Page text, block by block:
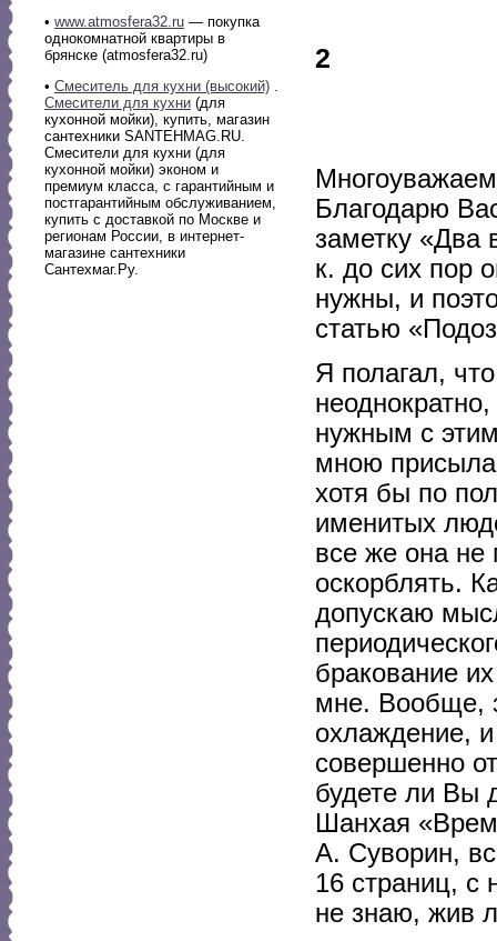
• www.atmosfera32.ru — покупка
однокомнатной квартиры в
брянске (atmosfera32.ru)
• Смеситель для кухни (высокий) .
Смесители для кухни (для
кухонной мойки), купить, магазин
сантехники SANTEHMAG.RU.
Смесители для кухни (для
кухонной мойки) эконом и
премиум класса, с гарантийным и
постгарантийным обслуживанием,
купить с доставкой по Москве и
регионам России, в интернет-
магазине сантехники
Сантехмаг.Ру.
2
Благодарю
заметку «Два
к. до сих пор
нужны, и
статью
Я полагал,
нужным с этим
мною
хотя бы по
именитых
все же она не
оскорблять.
допускаю
бракование
мне. Вообще,
охлаждение,
совершенно
будете ли Вы
Шанхая
А. Суворин,
16 страниц, с
не знаю, жив